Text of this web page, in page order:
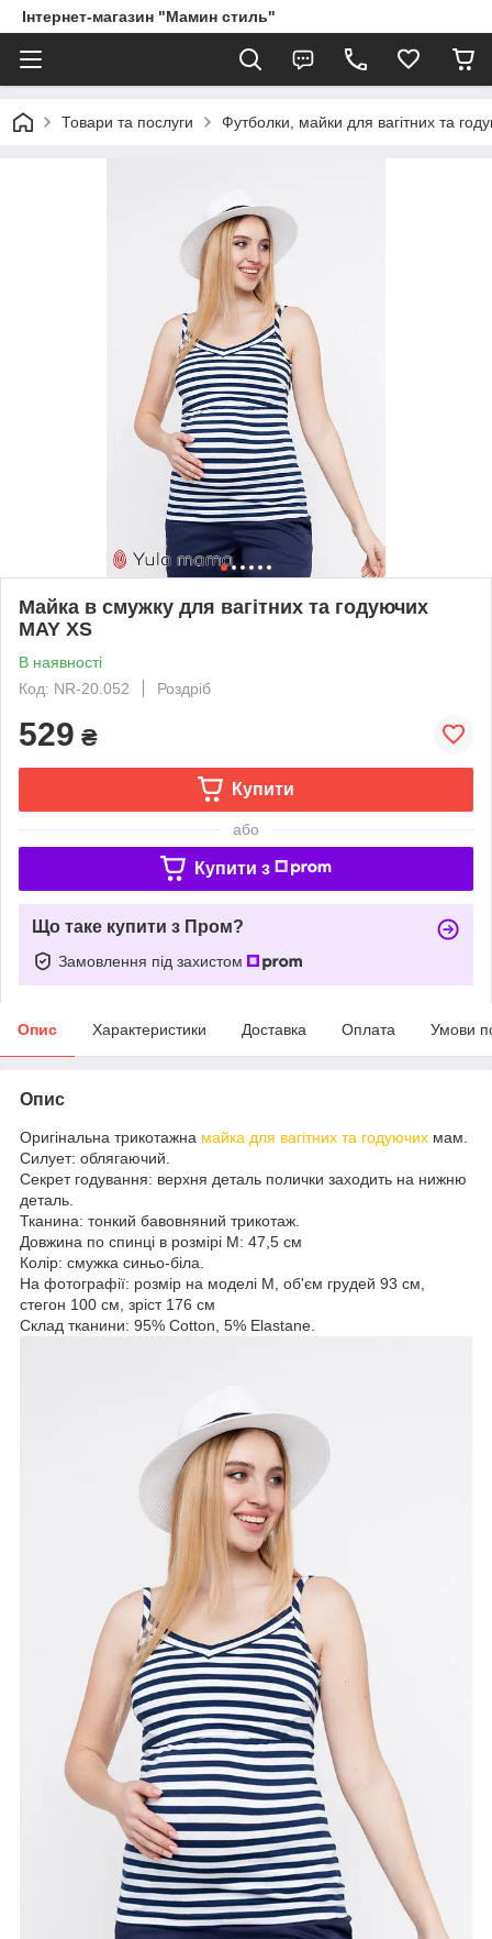
Інтернет-магазин "Мамин стиль"
Товари та послуги Футболки, майки для вагітних та
Майка в смужку для вагітних та годуючих
MAY XS
В наявності
Код: NR-20.052
Роздріб
529 ₴
Купити
або
Купити з
Що таке купити з Пром?
Замовлення під захистом
Опис Характеристики Доставка Оплата Умови
Опис
Оригінальна трикотажна майка для вагітних та годуючих мам.
Силует: облягаючий.
Секрет годування: верхня деталь полички заходить на нижню
деталь.
Тканина: тонкий бавовняний трикотаж.
Довжина по спинці в розмірі М: 47,5 см
Колір: смужка синьо-біла.
На фотографії: розмір на моделі М, об'єм грудей 93 см,
стегон 100 см, зріст 176 см
Склад тканини: 95% Cotton, 5% Elastane.